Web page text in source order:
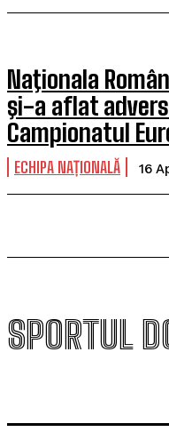
Naţionala
şi-a aflat
Campionatul
ECHIPA NAȚIONALĂ 16
SPORTUL